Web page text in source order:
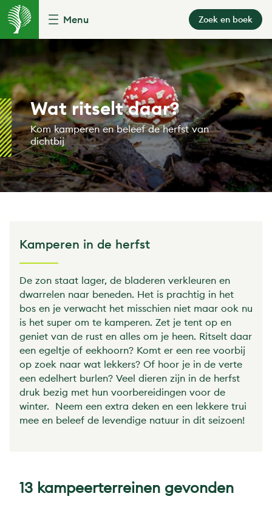
Menu Zoek en boek
Wat ritselt daar?
Kom kamperen en beleef de herfst van
dichtbij
Kamperen in de herfst
De zon staat lager, de bladeren verkleuren en
dwarrelen naar beneden. Het is prachtig in het
bos en je verwacht het misschien niet maar ook nu
is het super om te kamperen. Zet je tent op en
geniet van de rust en alles om je heen. Ritselt daar
een egeltje of eekhoorn? Komt er een ree voorbij
op zoek naar wat lekkers? Of hoor je in de verte
een edelhert burlen? Veel dieren zijn in de herfst
druk bezig met hun voorbereidingen voor de
winter. Neem een extra deken en een lekkere trui
mee en beleef de levendige natuur in dit seizoen!
13 kampeerterreinen gevonden